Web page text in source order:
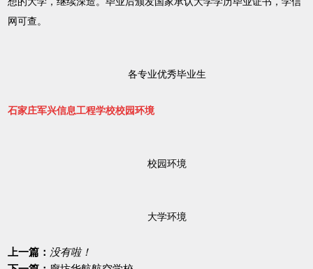
网可查。
各专业优秀毕业生
石家庄军兴信息工程学校校园环境
校园环境
大学环境
上一篇： 没有啦！